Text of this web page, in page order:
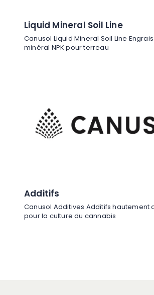
Liquid Mineral Soil Line
Canusol Liquid Mineral Soil Line
minéral NPK pour terreau
Additifs
Canusol Additives Additifs hautement
pour la culture du cannabis